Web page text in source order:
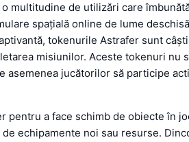
multitudine de utilizări care
spațială online de lume
tokenurile Astrafer sunt
misiunilor. Aceste tokenuri nu
asemenea jucătorilor să participe
pentru a face schimb de obiecte în
echipamente noi sau resurse.